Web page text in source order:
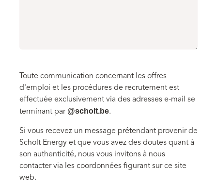
Toute communication concernant les offres
d'emploi et les procédures de recrutement est
effectuée exclusivement via des adresses e-mail se
terminant par @scholt.be.
Si vous recevez un message prétendant provenir de
Scholt Energy et que vous avez des doutes quant à
son authenticité, nous vous invitons à nous
contacter via les coordonnées figurant sur ce site
web.